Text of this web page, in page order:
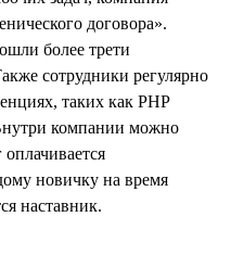
договора».
более трети
сотрудники регулярно
таких как PHP
компании можно
новичку на время
наставник.